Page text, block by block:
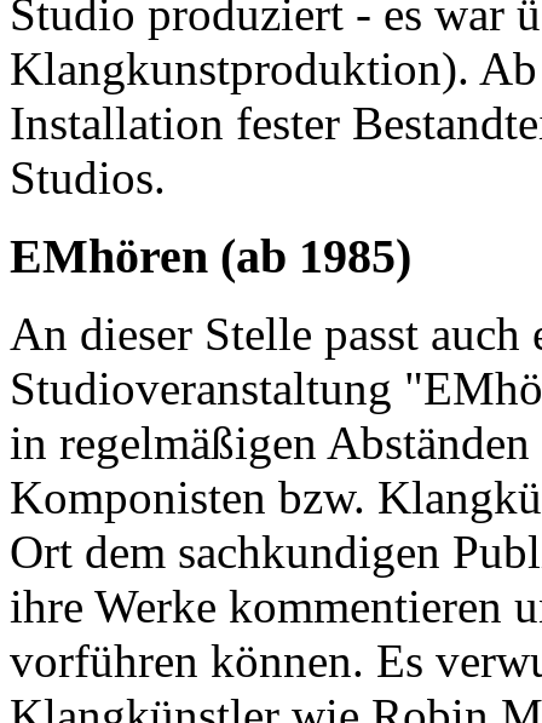
Studio produziert - es war
Klangkunstproduktion).
Installation fester
Studios.
EMhören (ab 1985)
An dieser Stelle passt
Studioveranstaltung
in regelmäßigen
Komponisten bzw.
Ort dem sachkundigen
ihre Werke kommentieren
vorführen können. Es